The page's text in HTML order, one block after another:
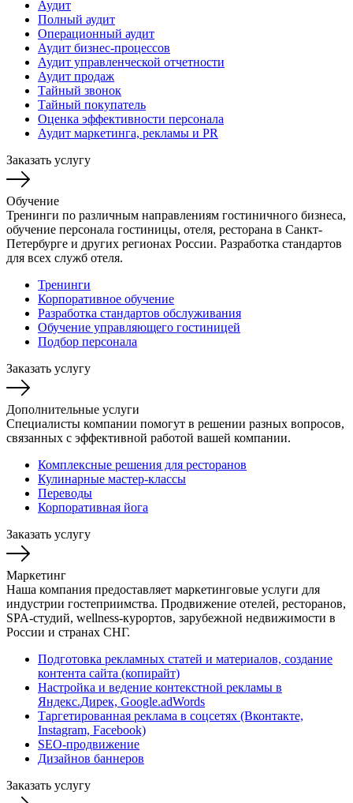
Аудит
Полный аудит
Операционный аудит
Аудит бизнес-процессов
Аудит управленческой отчетности
Аудит продаж
Тайный звонок
Тайный покупатель
Оценка эффективности персонала
Аудит маркетинга, рекламы и PR
Заказать услугу
Обучение
Тренинги по различным направлениям гостиничного бизнеса,
обучение персонала гостиницы, отеля, ресторана в Санкт-
Петербурге и других регионах России. Разработка стандартов
для всех служб отеля.
Тренинги
Корпоративное обучение
Разработка стандартов обслуживания
Обучение управляющего гостиницей
Подбор персонала
Заказать услугу
Дополнительные услуги
Специалисты компании помогут в решении разных вопросов,
связанных с эффективной работой вашей компании.
Комплексные решения для ресторанов
Кулинарные мастер-классы
Переводы
Корпоративная йога
Заказать услугу
Маркетинг
Наша компания предоставляет маркетинговые услуги для
индустрии гостеприимства. Продвижение отелей, ресторанов,
SPA-студий, wellness-курортов, зарубежной недвижимости в
России и странах СНГ.
Подготовка рекламных статей и материалов, создание
контента сайта (копирайт)
Настройка и ведение контекстной рекламы в
Яндекс.Дирек, Google.adWords
Таргетированная реклама в соцсетях (Вконтакте,
Instagram, Facebook)
SEO-продвижение
Дизайнов баннеров
Заказать услугу